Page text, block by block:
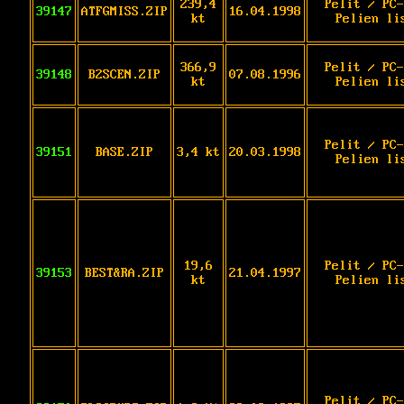
39147 ATFGMISS.ZIP
239,4
kt
16.04.1998
Pelit /
Pelien
39148 B2SCEN.ZIP
366,9
kt
07.08.1996
Pelit /
Pelien
39151 BASE.ZIP 3,4 kt 20.03.1998
Pelit /
Pelien
39153 BEST&RA.ZIP
19,6
kt
21.04.1997
Pelit /
Pelien
Pelit /